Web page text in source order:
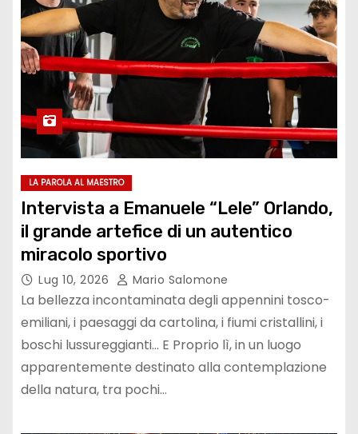
LA PAROLA AL MAESTRO
Intervista a Emanuele “Lele” Orlando,
il grande artefice di un autentico
miracolo sportivo
Lug 10, 2026 Mario Salomone
La bellezza incontaminata degli appennini tosco-
emiliani, i paesaggi da cartolina, i fiumi cristallini, i
boschi lussureggianti… E Proprio lì, in un luogo
apparentemente destinato alla contemplazione
della natura, tra pochi…